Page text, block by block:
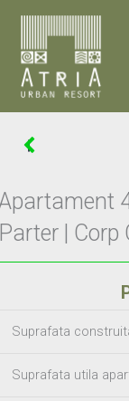
content
| Corp
Suprafata
Suprafata utila